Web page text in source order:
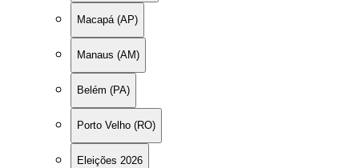
Macapá (AP)
Manaus (AM)
Belém (PA)
Porto Velho (RO)
Eleições 2026